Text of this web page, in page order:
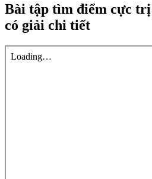
Bài tập tìm điểm cực
có giải chi tiết